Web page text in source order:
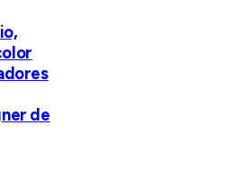
de